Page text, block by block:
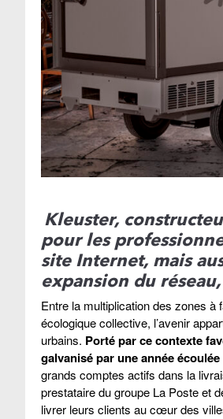
Kleuster,
pour les
site Internet, mais
expansion du
Entre la multiplication des zones à
écologique collective, l’avenir
urbains. Porté par ce contexte
galvanisé par une année
grands comptes actifs dans la
prestataire du groupe La Poste et
livrer leurs clients au cœur des